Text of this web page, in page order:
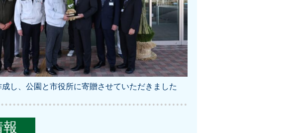
成し、公園と市役所に寄贈させていただきました